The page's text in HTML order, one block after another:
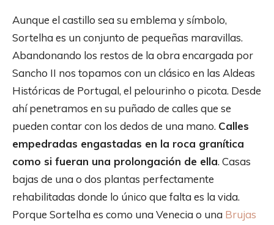
Aunque el castillo sea su emblema y símbolo,
Sortelha es un conjunto de pequeñas maravillas.
Abandonando los restos de la obra encargada por
Sancho II nos topamos con un clásico en las Aldeas
Históricas de Portugal, el pelourinho o picota. Desde
ahí penetramos en su puñado de calles que se
pueden contar con los dedos de una mano. Calles
empedradas engastadas en la roca granítica
como si fueran una prolongación de ella. Casas
bajas de una o dos plantas perfectamente
rehabilitadas donde lo único que falta es la vida.
Porque Sortelha es como una Venecia o una Brujas